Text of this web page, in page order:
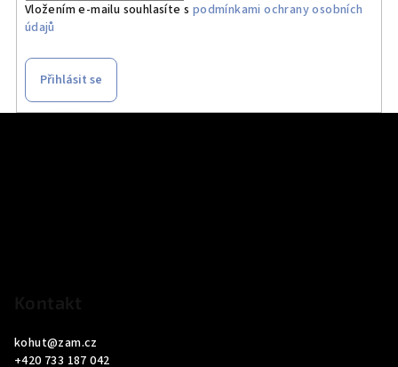
Vložením e-mailu souhlasíte s podmínkami ochrany osobních
údajů
Přihlásit se
kohut@zam.cz
+420 733 187 042